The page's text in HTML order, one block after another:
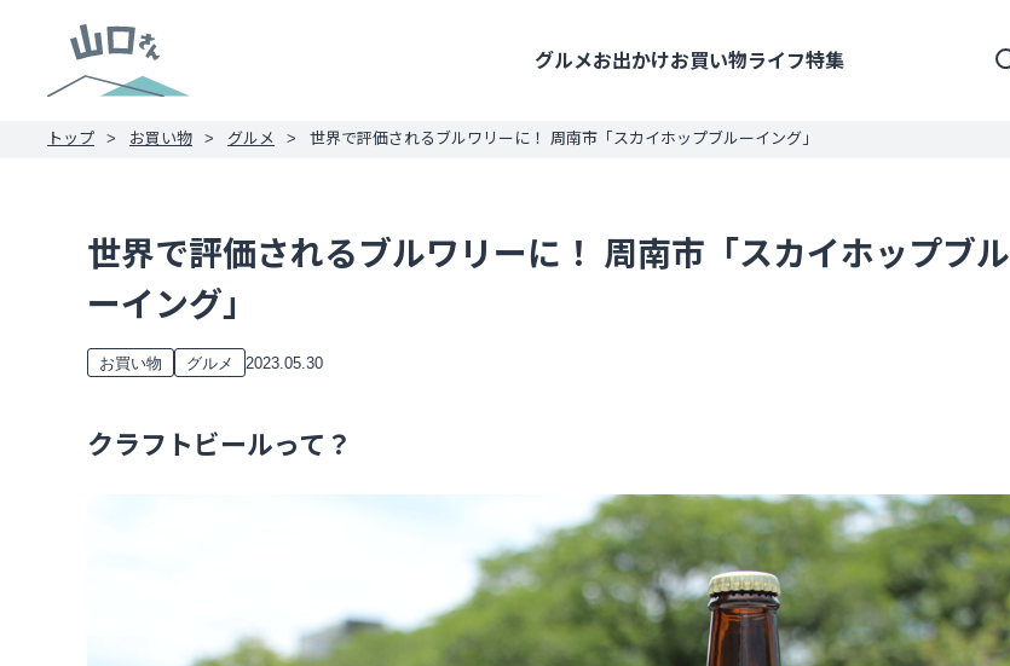
グルメお出かけお買い物ライフ特集
トップ お買い物 グルメ 世界で評価されるブルワリーに！ 周南市「スカイホップブルーイング」
世界で評価されるブルワリーに！ 周南市「スカイホップブル
ーイング」
お買い物 グルメ 2023.05.30
クラフトビールって？